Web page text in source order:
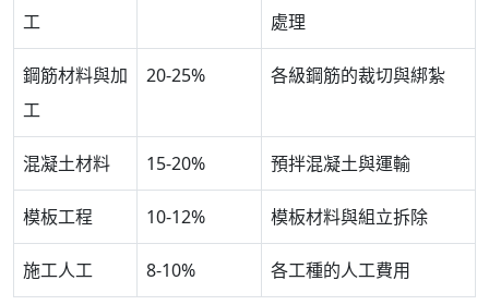
工
處理
鋼筋材料與加
工
20-25% 各級鋼筋的裁切與綁紮
混凝土材料 15-20% 預拌混凝土與運輸
模板工程 10-12% 模板材料與組立拆除
施工人工 8-10% 各工種的人工費用